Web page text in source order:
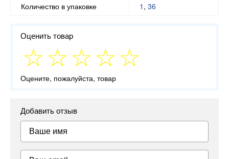
Количество в упаковке
1 , 36
Оценить товар
Оцените, пожалуйста, товар
Добавить отзыв
Ваше имя